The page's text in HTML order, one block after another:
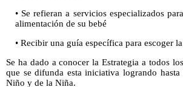
• Se refieran a servicios especializados
alimentación de su bebé
• Recibir una guía específica para escoger
Se ha dado a conocer la Estrategia a todos
que se difunda esta iniciativa logrando
Niño y de la Niña.